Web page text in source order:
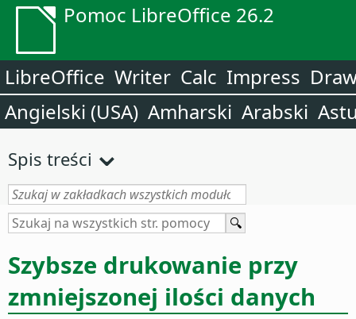
Pomoc LibreOffice 26.2
LibreOffice Writer Calc Impress
Angielski (USA) Amharski Arabski
Spis treści
Szybsze drukowanie przy
zmniejszonej ilości danych